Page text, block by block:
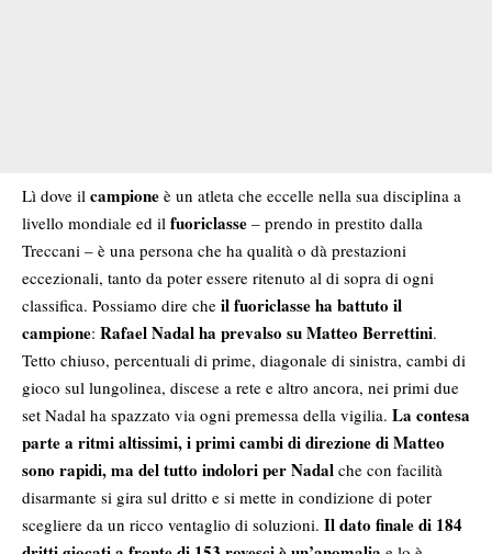
Lì dove il campione è un atleta che eccelle nella sua disciplina a
livello mondiale ed il fuoriclasse – prendo in prestito dalla
Treccani – è una persona che ha qualità o dà prestazioni
eccezionali, tanto da poter essere ritenuto al di sopra di ogni
classifica. Possiamo dire che il fuoriclasse ha battuto il
campione: Rafael Nadal ha prevalso su Matteo Berrettini.
Tetto chiuso, percentuali di prime, diagonale di sinistra, cambi di
gioco sul lungolinea, discese a rete e altro ancora, nei primi due
set Nadal ha spazzato via ogni premessa della vigilia. La contesa
parte a ritmi altissimi, i primi cambi di direzione di Matteo
sono rapidi, ma del tutto indolori per Nadal che con facilità
disarmante si gira sul dritto e si mette in condizione di poter
scegliere da un ricco ventaglio di soluzioni. Il dato finale di 184